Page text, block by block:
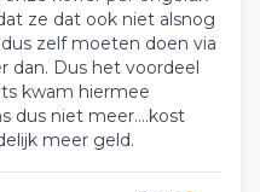
ze dat ook niet alsnog
zelf moeten doen via
dan. Dus het voordeel
kwam hiermee
dus niet meer....kost
meer geld.